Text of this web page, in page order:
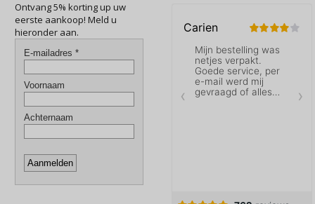
Ontvang 5% korting up uw
eerste aankoop! Meld u
hieronder aan.